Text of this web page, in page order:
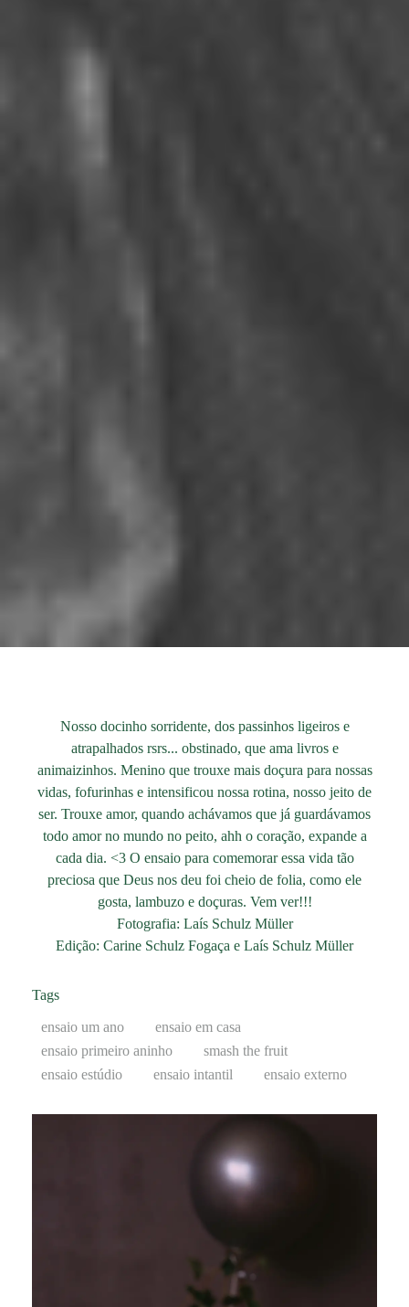
Nosso docinho sorridente, dos passinhos ligeiros e
atrapalhados rsrs... obstinado, que ama livros e
animaizinhos. Menino que trouxe mais doçura para nossas
vidas, fofurinhas e intensificou nossa rotina, nosso jeito de
ser. Trouxe amor, quando achávamos que já guardávamos
todo amor no mundo no peito, ahh o coração, expande a
cada dia. <3 O ensaio para comemorar essa vida tão
preciosa que Deus nos deu foi cheio de folia, como ele
gosta, lambuzo e doçuras. Vem ver!!!
Fotografia: Laís Schulz Müller
Edição: Carine Schulz Fogaça e Laís Schulz Müller
Tags
ensaio um ano
ensaio em casa
ensaio primeiro aninho
smash the fruit
ensaio estúdio
ensaio intantil ensaio externo